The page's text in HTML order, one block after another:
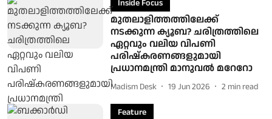
Inside Focus
മുതലാളിത്തത്തിലേക്ക്
നടക്കുന്ന ക്യൂബ? ചരിത്രത്തിലെ
ഏറ്റവും വലിയ വിപണി
പരിഷ്കരണങ്ങളുമായി
പ്രധാനമന്ത്രി മാനുവൽ മറേറോ
Madism Desk 19 Jun 2026 2 min read
Feature